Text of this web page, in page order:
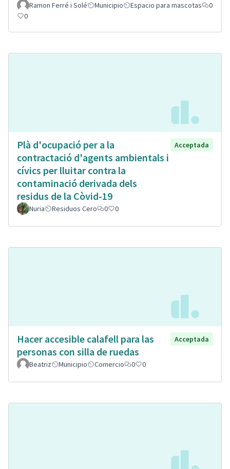
Ramon Ferré i Solé
Municipio Espacio para mascotas
0
0
Plà d'ocupació per a la
contractació d'agents ambientals i
cívics per lluitar contra la
contaminació derivada dels
residus de la Còvid-19
Acceptada
Nuria Residuos Cero 0 0
Hacer accesible calafell para las
personas con silla de ruedas
Acceptada
Beatriz Municipio Comercio 0 0